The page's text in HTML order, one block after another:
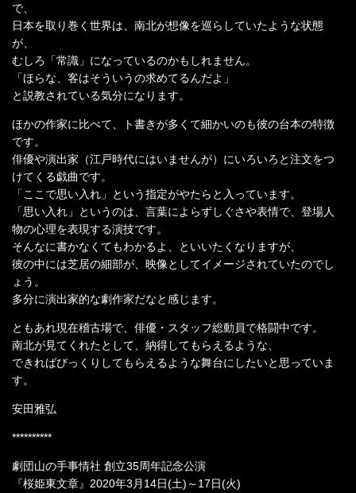
で、
日本を取り巻く世界は、南北が想像を巡らしていたような状態
が、
むしろ「常識」になっているのかもしれません。
「ほらな、客はそういうの求めてるんだよ」
と説教されている気分になります。
ほかの作家に比べて、ト書きが多くて細かいのも彼の台本の特徴
です。
俳優や演出家（江戸時代にはいませんが）にいろいろと注文をつ
けてくる戯曲です。
「ここで思い入れ」という指定がやたらと入っています。
「思い入れ」というのは、言葉によらずしぐさや表情で、登場人
物の心理を表現する演技です。
そんなに書かなくてもわかるよ、といいたくなりますが、
彼の中には芝居の細部が、映像としてイメージされていたのでし
ょう。
多分に演出家的な劇作家だなと感じます。
ともあれ現在稽古場で、俳優・スタッフ総動員で格闘中です。
南北が見てくれたとして、納得してもらえるような、
できればびっくりしてもらえるような舞台にしたいと思っていま
す。
安田雅弘
**********
劇団山の手事情社 創立35周年記念公演
『桜姫東文章』2020年3月14日(土)～17日(火)